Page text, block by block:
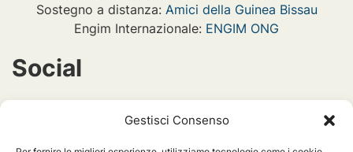
Gestisci Consenso
Sostegno a distanza: Amici della Guinea Bissau
Engim Internazionale: ENGIM ONG
Social